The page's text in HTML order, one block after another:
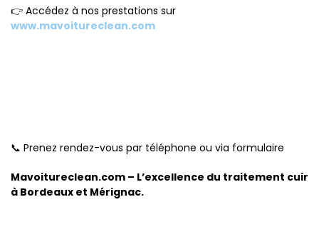
👉 Accédez à nos prestations sur
www.mavoitureclean.com
📞 Prenez rendez-vous par téléphone ou via formulaire
Mavoitureclean.com – L’excellence du traitement cuir
à Bordeaux et Mérignac.